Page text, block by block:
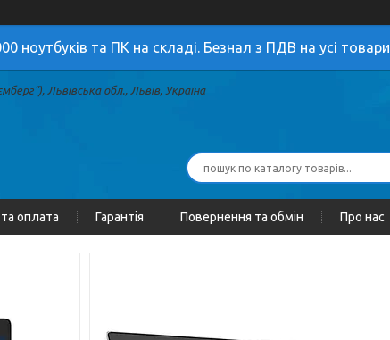
ноутбуків та ПК на складі. Безнал з ПДВ на усі товари
Львівська обл., Львів, Україна
оплата Гарантія Повернення та обмін Про нас